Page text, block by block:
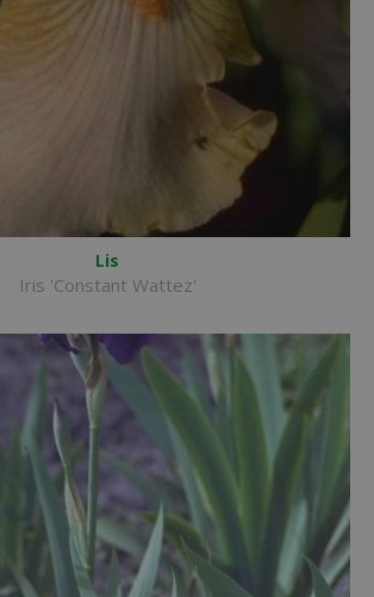
Lis
Iris 'Constant Wattez'